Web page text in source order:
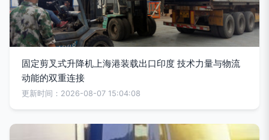
固定剪叉式升降机上海港装载出口印度 技术力量与物流
动能的双重连接
更新时间：2026-08-07 15:04:08